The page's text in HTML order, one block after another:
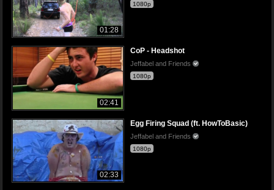
01:28
1080p
02:41
CoP - Headshot
Jeffabel and Friends
1080p
02:33
Egg Firing Squad (ft. HowToBasic)
Jeffabel and Friends
1080p